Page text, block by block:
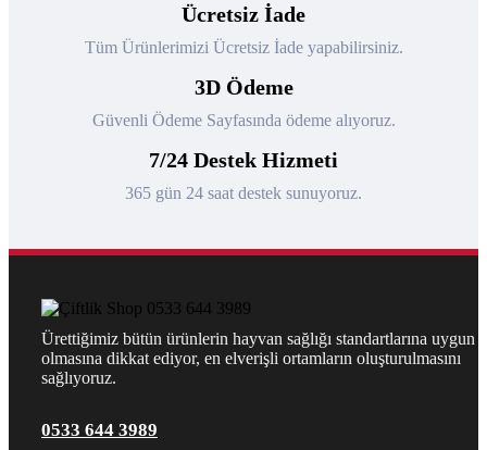
Ücretsiz İade
Tüm Ürünlerimizi Ücretsiz İade yapabilirsiniz.
3D Ödeme
Güvenli Ödeme Sayfasında ödeme alıyoruz.
7/24 Destek Hizmeti
365 gün 24 saat destek sunuyoruz.
Ürettiğimiz bütün ürünlerin hayvan sağlığı standartlarına uygun
olmasına dikkat ediyor, en elverişli ortamların oluşturulmasını
sağlıyoruz.
0533 644 3989